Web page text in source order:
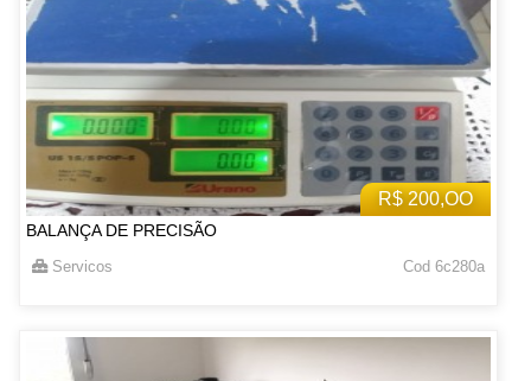
R$ 200,OO
BALANÇA DE PRECISÃO
Servicos Cod 6c280a